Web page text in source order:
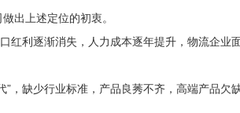
出上述定位的初衷。
红利逐渐消失，人力成本逐年提升，物流企业
，缺少行业标准，产品良莠不齐，高端产品欠